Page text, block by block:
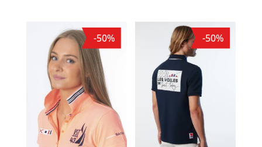
-50% -50%